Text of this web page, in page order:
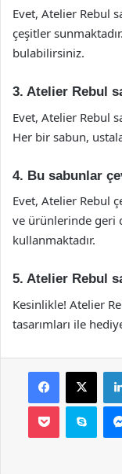
Evet, Atelier Rebul
çeşitler
bulabilirsiniz.
3. Atelier Rebul
Evet, Atelier Rebul
Her bir sabun,
4. Bu sabunlar
Evet, Atelier Rebul
ve ürünlerinde geri
kullanmaktadır.
5. Atelier Rebul
Kesinlikle! Atelier
tasarımları ile
Facebook
X
Pocket